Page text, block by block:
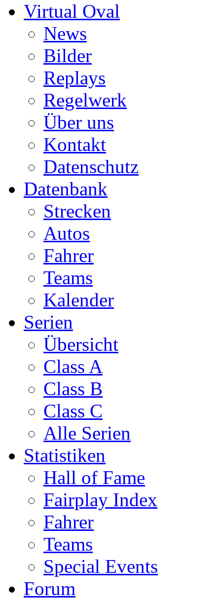
Virtual Oval
News
Bilder
Replays
Regelwerk
Über uns
Kontakt
Datenschutz
Datenbank
Strecken
Autos
Fahrer
Teams
Kalender
Serien
Übersicht
Class A
Class B
Class C
Alle Serien
Statistiken
Hall of Fame
Fairplay Index
Fahrer
Teams
Special Events
Forum